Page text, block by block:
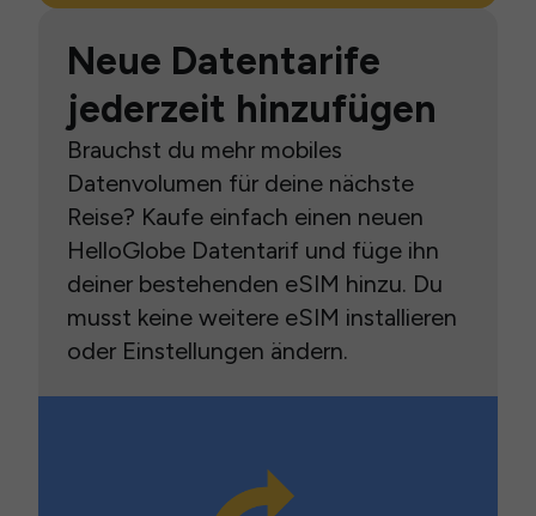
Neue Datentarife
jederzeit hinzufügen
Brauchst du mehr mobiles
Datenvolumen für deine nächste
Reise? Kaufe einfach einen neuen
HelloGlobe Datentarif und füge ihn
deiner bestehenden eSIM hinzu. Du
musst keine weitere eSIM installieren
oder Einstellungen ändern.